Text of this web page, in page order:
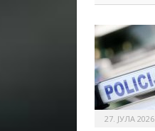
27. ЈУЛА 2026.